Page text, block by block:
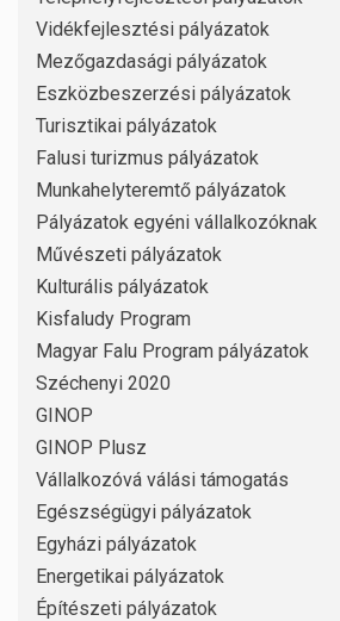
Vidékfejlesztési pályázatok
Mezőgazdasági pályázatok
Eszközbeszerzési pályázatok
Turisztikai pályázatok
Falusi turizmus pályázatok
Munkahelyteremtő pályázatok
Pályázatok egyéni vállalkozóknak
Művészeti pályázatok
Kulturális pályázatok
Kisfaludy Program
Magyar Falu Program pályázatok
Széchenyi 2020
GINOP
GINOP Plusz
Vállalkozóvá válási támogatás
Egészségügyi pályázatok
Egyházi pályázatok
Energetikai pályázatok
Építészeti pályázatok